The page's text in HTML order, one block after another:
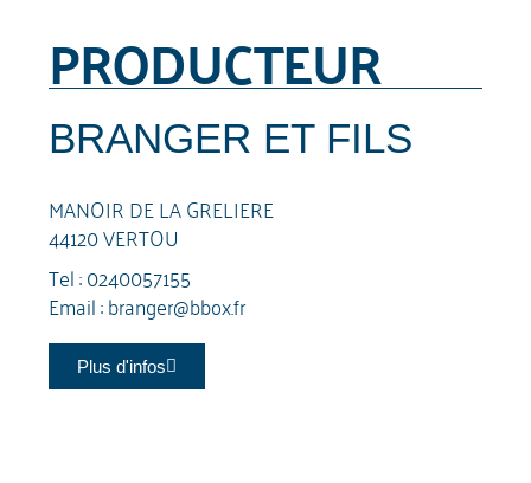
PRODUCTEUR
BRANGER ET FILS
MANOIR DE LA GRELIERE
44120 VERTOU
Tel :0240057155
Email :branger@bbox.fr
Plus d'infos